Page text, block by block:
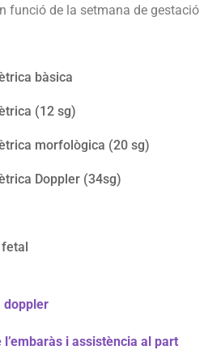
funció de la setmana de gestació
bàsica
(12 sg)
morfològica (20 sg)
Doppler (34sg)
doppler
i assistència al part